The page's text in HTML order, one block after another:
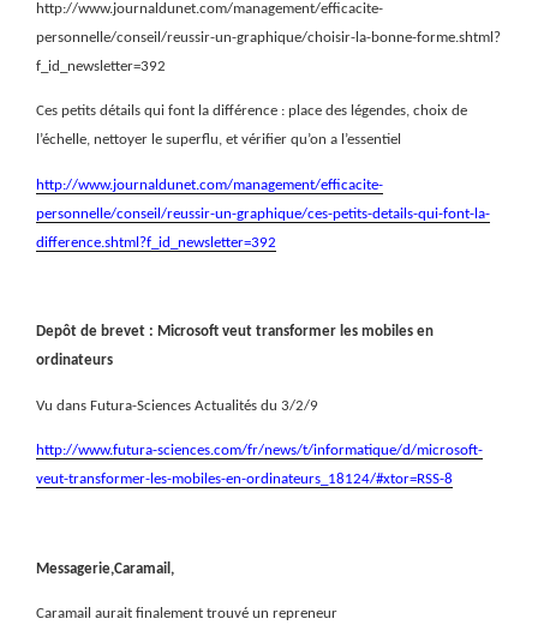
http://www.journaldunet.com/management/efficacite-
personnelle/conseil/reussir-un-graphique/choisir-la-bonne-forme.shtml?
f_id_newsletter=392
Ces petits détails qui font la différence : place des légendes, choix de
l’échelle, nettoyer le superflu, et vérifier qu’on a l’essentiel
http://www.journaldunet.com/management/efficacite-
personnelle/conseil/reussir-un-graphique/ces-petits-details-qui-font-la-
difference.shtml?f_id_newsletter=392
Depôt de brevet : Microsoft veut transformer les mobiles en
ordinateurs
Vu dans Futura-Sciences Actualités du 3/2/9
http://www.futura-sciences.com/fr/news/t/informatique/d/microsoft-
veut-transformer-les-mobiles-en-ordinateurs_18124/#xtor=RSS-8
Messagerie,Caramail,
Caramail aurait finalement trouvé un repreneur